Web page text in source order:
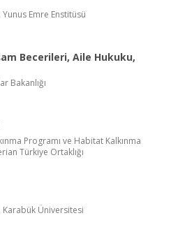
Emre Enstitüsü
Becerileri, Aile Hukuku,
Bakanlığı
Programı ve Habitat Kalkınma
Türkiye Ortaklığı
Karabük Üniversitesi